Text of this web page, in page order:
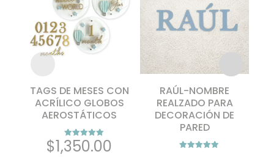
TAGS DE MESES CON
ACRÍLICO GLOBOS
AEROSTÁTICOS
Valorado con
$1,350.00
RAÚL-NOMBRE
REALZADO PARA
DECORACIÓN DE
PARED